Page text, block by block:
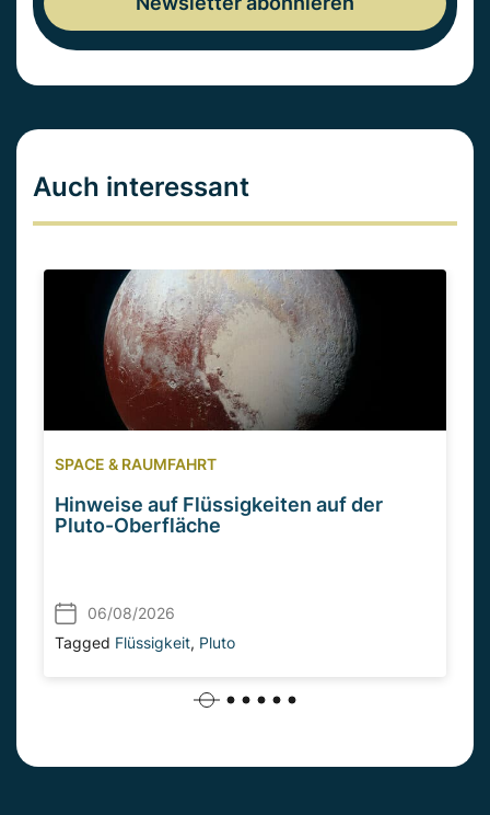
Auch interessant
SPACE & RAUMFAHRT
Hinweise auf Flüssigkeiten auf der
Pluto-Oberfläche
06/08/2026
Tagged Flüssigkeit, Pluto